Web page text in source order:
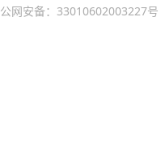
公网安备：33010602003227号